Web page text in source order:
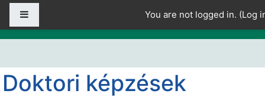
Skip to main content
You are not logged in. (Log
Doktori képzések